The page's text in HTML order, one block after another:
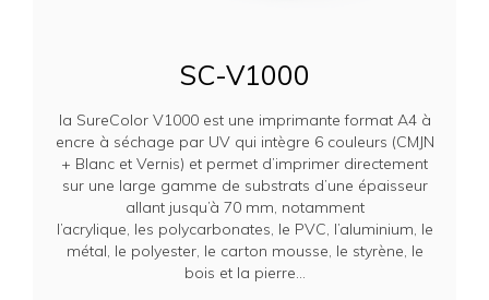
SC-V1000
la SureColor V1000 est une imprimante format A4 à
encre à séchage par UV qui intègre 6 couleurs (CMJN
+ Blanc et Vernis) et permet d’imprimer directement
sur une large gamme de substrats d’une épaisseur
allant jusqu’à 70 mm, notamment
l’acrylique, les polycarbonates, le PVC, l’aluminium, le
métal, le polyester, le carton mousse, le styrène, le
bois et la pierre…